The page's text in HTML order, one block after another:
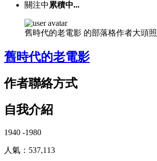
關注中 累積中...
舊時代的老電影 的部落格作者大頭照
舊時代的老電影
作者聯絡方式
自我介紹
1940 -1980
人氣： 537,113